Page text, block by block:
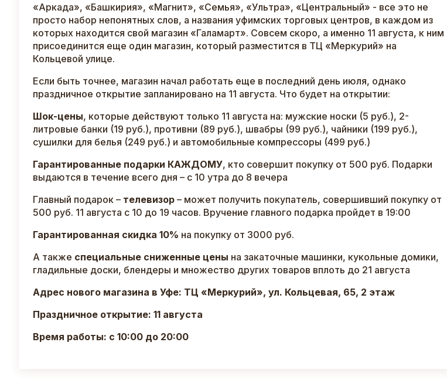
«Аркада», «Башкирия», «Магнит», «Семья», «Ультра», «Центральный» - все это не
просто набор непонятных слов, а названия уфимских торговых центров, в каждом из
которых находится свой магазин «Галамарт». Совсем скоро, а именно 11 августа, к ним
присоединится еще один магазин, который разместится в ТЦ «Меркурий» на
Кольцевой улице.
Если быть точнее, магазин начал работать еще в последний день июля, однако
праздничное открытие запланировано на 11 августа. Что будет на открытии:
Шок-цены, которые действуют только 11 августа на: мужские носки (5 руб.), 2-
литровые банки (19 руб.), противни (89 руб.), швабры (99 руб.), чайники (199 руб.),
сушилки для белья (249 руб.) и автомобильные компрессоры (499 руб.)
Гарантированные подарки КАЖДОМУ, кто совершит покупку от 500 руб. Подарки
выдаются в течение всего дня – с 10 утра до 8 вечера
Главный подарок – телевизор – может получить покупатель, совершивший покупку от
500 руб. 11 августа с 10 до 19 часов. Вручение главного подарка пройдет в 19:00
Гарантированная скидка 10% на покупку от 3000 руб.
А также специальные сниженные цены на закаточные машинки, кукольные домики,
гладильные доски, блендеры и множество других товаров вплоть до 21 августа
Адрес нового магазина в Уфе: ТЦ «Меркурий», ул. Кольцевая, 65, 2 этаж
Праздничное открытие: 11 августа
Время работы: с 10:00 до 20:00